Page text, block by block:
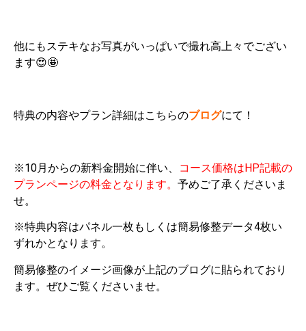
他にもステキなお写真がいっぱいで撮れ高上々でござい
ます😍🤩
特典の内容やプラン詳細はこちらのブログにて！
※10月からの新料金開始に伴い、
コース価格はHP記載の
プランページの料金となります。 予めご了承くださいま
せ。
※特典内容はパネル一枚もしくは簡易修整データ4枚い
ずれかとなります。
簡易修整のイメージ画像が上記のブログに貼られており
ます。ぜひご覧くださいませ。